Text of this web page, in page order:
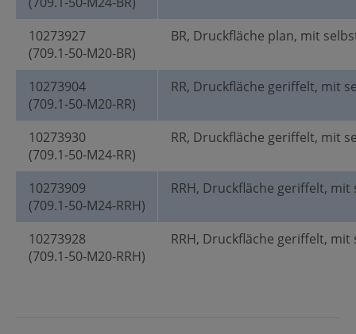
10273927
(709.1-50-M20-BR)
BR, Druckfläche plan, mit
10273904
(709.1-50-M20-RR)
RR, Druckfläche geriffelt, mit
10273930
(709.1-50-M24-RR)
RR, Druckfläche geriffelt, mit
10273909
(709.1-50-M24-RRH)
RRH, Druckfläche geriffelt,
10273928
(709.1-50-M20-RRH)
RRH, Druckfläche geriffelt,